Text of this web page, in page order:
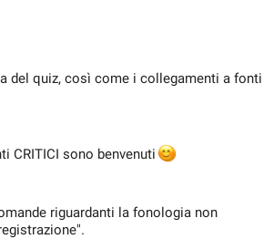
del quiz, così come i collegamenti a fonti
CRITICI sono benvenuti
😊
riguardanti la fonologia non